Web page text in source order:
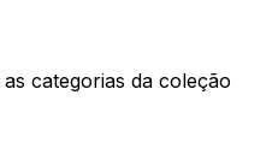
categorias da coleção